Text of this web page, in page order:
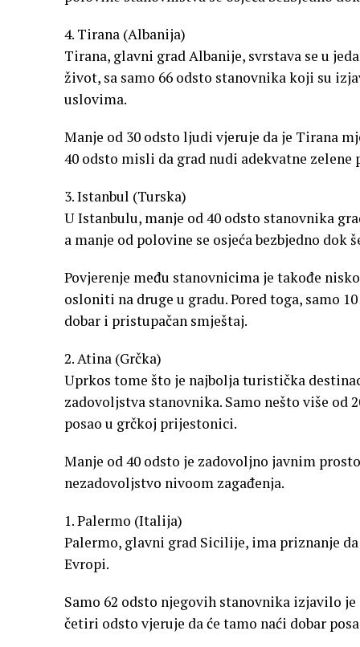
4. Tirana (Albanija)
Tirana, glavni grad Albanije, svrstava se u
život, sa samo 66 odsto stanovnika koji su
uslovima.
Manje od 30 odsto ljudi vjeruje da je Tirana
40 odsto misli da grad nudi adekvatne zelene
3. Istanbul (Turska)
U Istanbulu, manje od 40 odsto stanovnika
a manje od polovine se osjeća bezbjedno dok
Povjerenje među stanovnicima je takođe
osloniti na druge u gradu. Pored toga, samo
dobar i pristupačan smještaj.
2. Atina (Grčka)
Uprkos tome što je najbolja turistička
zadovoljstva stanovnika. Samo nešto više
posao u grčkoj prijestonici.
Manje od 40 odsto je zadovoljno javnim
nezadovoljstvo nivoom zagađenja.
1. Palermo (Italija)
Palermo, glavni grad Sicilije, ima priznanje
Evropi.
Samo 62 odsto njegovih stanovnika izjavilo
četiri odsto vjeruje da će tamo naći dobar